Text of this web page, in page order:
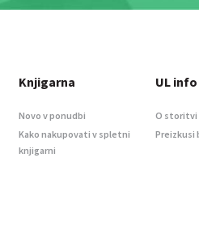
Knjigarna
Novo v ponudbi
Kako nakupovati v spletni
knjigarni
UL
O storitvi
Preizkusi